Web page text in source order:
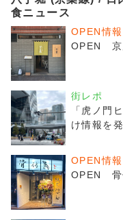
食ニュース
OPEN情報
OPEN 京
街レポ
「虎ノ門
け情報を
OPEN情報
OPEN 骨